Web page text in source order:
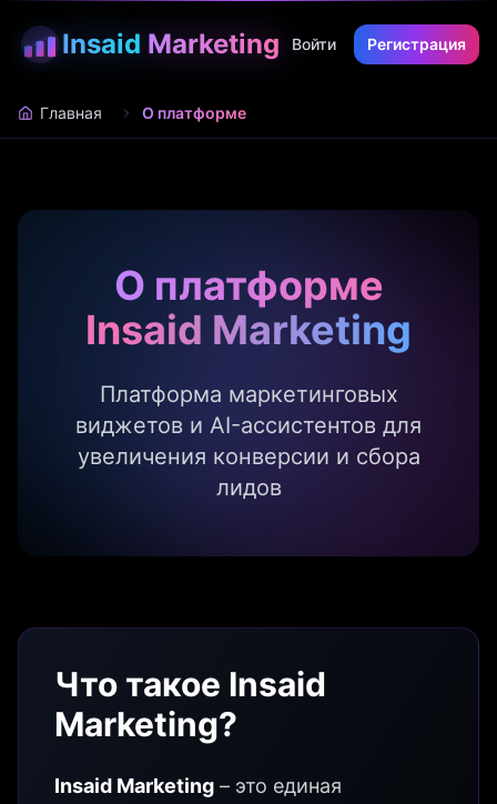
Insaid Marketing Войти Регистрация
Главная О платформе
О платформе
Insaid Marketing
Платформа маркетинговых
виджетов и AI-ассистентов для
увеличения конверсии и сбора
лидов
Что такое Insaid
Marketing?
Insaid Marketing – это единая